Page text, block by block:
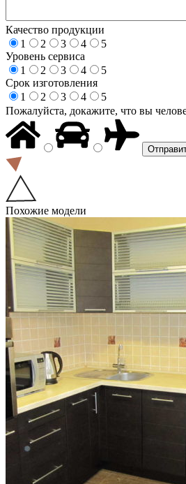
Качество продукции
1
2 3 4
5
Уровень сервиса
1
2 3 4
5
Срок изготовления
1
2 3 4
5
Пожалуйста, докажите, что вы
Похожие модели